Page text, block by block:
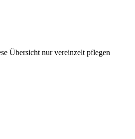
Übersicht nur vereinzelt pflegen